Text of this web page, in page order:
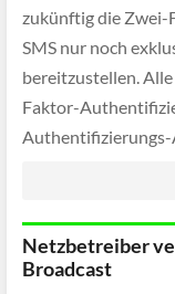
zukünftig die
SMS nur noch
bereitzustellen.
Faktor-
Authentifizierungs-
Netzbetreiber
Broadcast